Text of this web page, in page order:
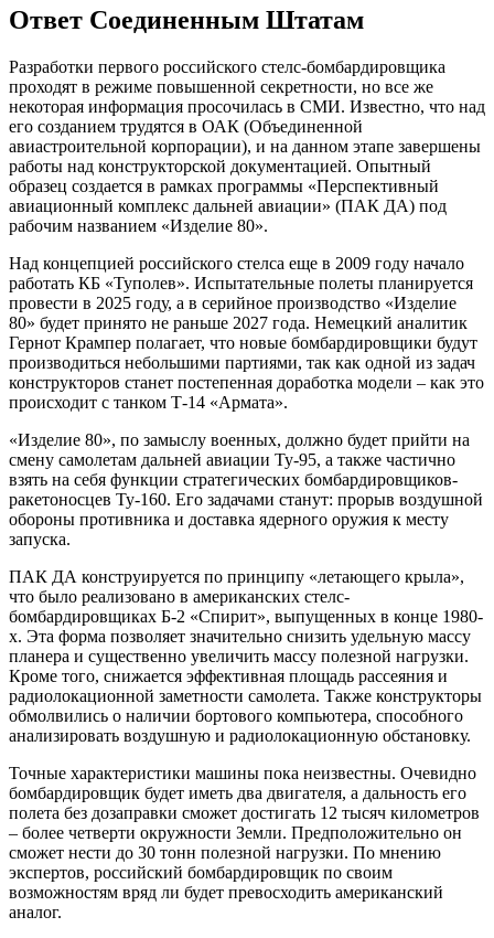
Ответ Соединенным Штатам
Разработки первого российского стелс-бомбардировщика
проходят в режиме повышенной секретности, но все же
некоторая информация просочилась в СМИ. Известно, что над
его созданием трудятся в ОАК (Объединенной
авиастроительной корпорации), и на данном этапе завершены
работы над конструкторской документацией. Опытный
образец создается в рамках программы «Перспективный
авиационный комплекс дальней авиации» (ПАК ДА) под
рабочим названием «Изделие 80».
Над концепцией российского стелса еще в 2009 году начало
работать КБ «Туполев». Испытательные полеты планируется
провести в 2025 году, а в серийное производство «Изделие
80» будет принято не раньше 2027 года. Немецкий аналитик
Гернот Крампер полагает, что новые бомбардировщики будут
производиться небольшими партиями, так как одной из задач
конструкторов станет постепенная доработка модели – как это
происходит с танком Т-14 «Армата».
«Изделие 80», по замыслу военных, должно будет прийти на
смену самолетам дальней авиации Ту-95, а также частично
взять на себя функции стратегических бомбардировщиков-
ракетоносцев Ту-160. Его задачами станут: прорыв воздушной
обороны противника и доставка ядерного оружия к месту
запуска.
ПАК ДА конструируется по принципу «летающего крыла»,
что было реализовано в американских стелс-
бомбардировщиках Б-2 «Спирит», выпущенных в конце 1980-
х. Эта форма позволяет значительно снизить удельную массу
планера и существенно увеличить массу полезной нагрузки.
Кроме того, снижается эффективная площадь рассеяния и
радиолокационной заметности самолета. Также конструкторы
обмолвились о наличии бортового компьютера, способного
анализировать воздушную и радиолокационную обстановку.
Точные характеристики машины пока неизвестны. Очевидно
бомбардировщик будет иметь два двигателя, а дальность его
полета без дозаправки сможет достигать 12 тысяч километров
– более четверти окружности Земли. Предположительно он
сможет нести до 30 тонн полезной нагрузки. По мнению
экспертов, российский бомбардировщик по своим
возможностям вряд ли будет превосходить американский
аналог.